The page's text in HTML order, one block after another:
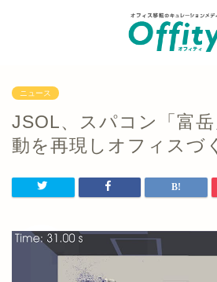
ニュース
JSOL、スパコン「富
動を再現しオフィスづ